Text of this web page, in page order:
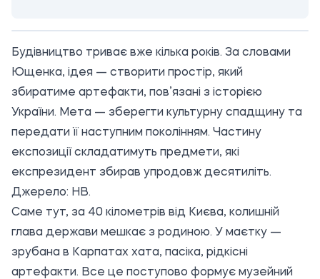
Будівництво триває вже кілька років. За словами
Ющенка, ідея — створити простір, який
збиратиме артефакти, пов’язані з історією
України. Мета — зберегти культурну спадщину та
передати її наступним поколінням. Частину
експозиції складатимуть предмети, які
експрезидент збирав упродовж десятиліть.
Джерело: НВ.
Саме тут, за 40 кілометрів від Києва, колишній
глава держави мешкає з родиною. У маєтку —
зрубана в Карпатах хата, пасіка, рідкісні
артефакти. Все це поступово формує музейний